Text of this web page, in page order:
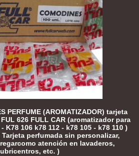
PERFUME (AROMATIZADOR) tarjeta
626 FULL CAR (aromatizador para
K78 106 k78 112 - k78 105 - k78 110 )
perfumada sin personalizar,
atención en lavaderos,
lubricentros, etc. )